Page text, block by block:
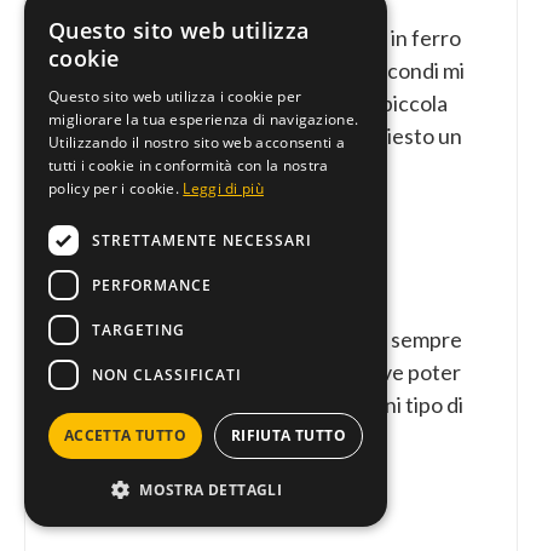
Avevo un problema a un tridente in ferro
per rifare una filettatura, in 30 secondi mi
ha risolto il problema e ,visto la piccola
entità del problema, non mi ha chiesto un
euro.
Conosco da una vita Me.Co.Fer è sempre
stato un punto di riferimento dove poter
cercare qualsiasi attrezzo per ogni tipo di
lavoro.
Maurizio Caroli
Questo sito web utilizza
cookie
Questo sito web utilizza i cookie per
migliorare la tua esperienza di navigazione.
Utilizzando il nostro sito web acconsenti a
tutti i cookie in conformità con la nostra
policy per i cookie. Leggi di più
STRETTAMENTE NECESSARI
PERFORMANCE
TARGETING
NON CLASSIFICATI
ACCETTA TUTTO RIFIUTA TUTTO
MOSTRA DETTAGLI